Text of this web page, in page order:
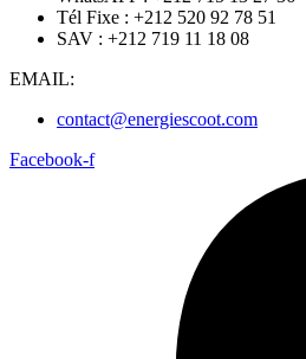
Tél Fixe : +212 520 92 78 51
SAV : +212 719 11 18 08
EMAIL:
contact@energiescoot.com
Facebook-f